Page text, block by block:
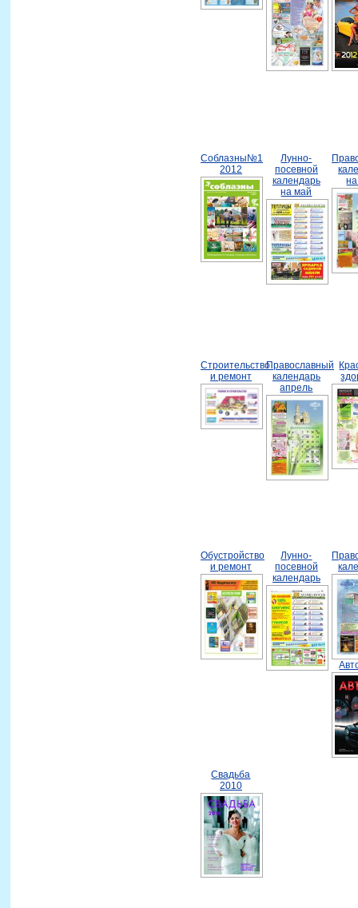
Соблазны№1
2012
Лунно-
посевной
календарь
на май
Строительство
и ремонт
Православный
календарь
апрель
Обустройство
и ремонт
Лунно-
посевной
календарь
Свадьба
2010